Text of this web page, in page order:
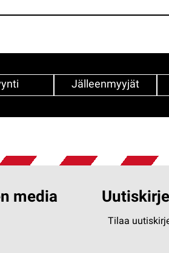
Jälleenmyyjät
media Uutiskirje
Tilaa